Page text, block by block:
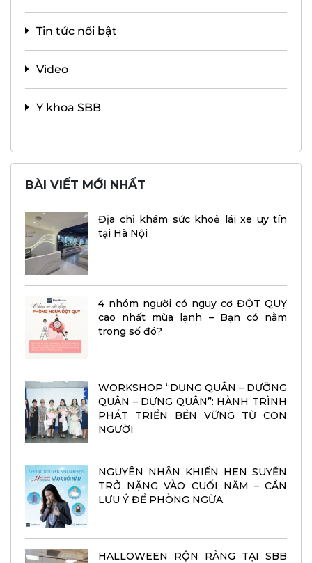
Tin tức nổi bật
Video
Y khoa SBB
BÀI VIẾT MỚI NHẤT
Địa chỉ khám sức khoẻ lái xe uy tín
tại Hà Nội
4 nhóm người có nguy cơ ĐỘT QUỴ
cao nhất mùa lạnh – Bạn có nằm
trong số đó?
WORKSHOP “DỤNG QUÂN – DƯỠNG
QUÂN – DỰNG QUÂN”: HÀNH TRÌNH
PHÁT TRIỂN BỀN VỮNG TỪ CON
NGƯỜI
NGUYÊN NHÂN KHIẾN HEN SUYỄN
TRỞ NẶNG VÀO CUỐI NĂM – CẦN
LƯU Ý ĐỂ PHÒNG NGỪA
HALLOWEEN RỘN RÀNG TẠI SBB